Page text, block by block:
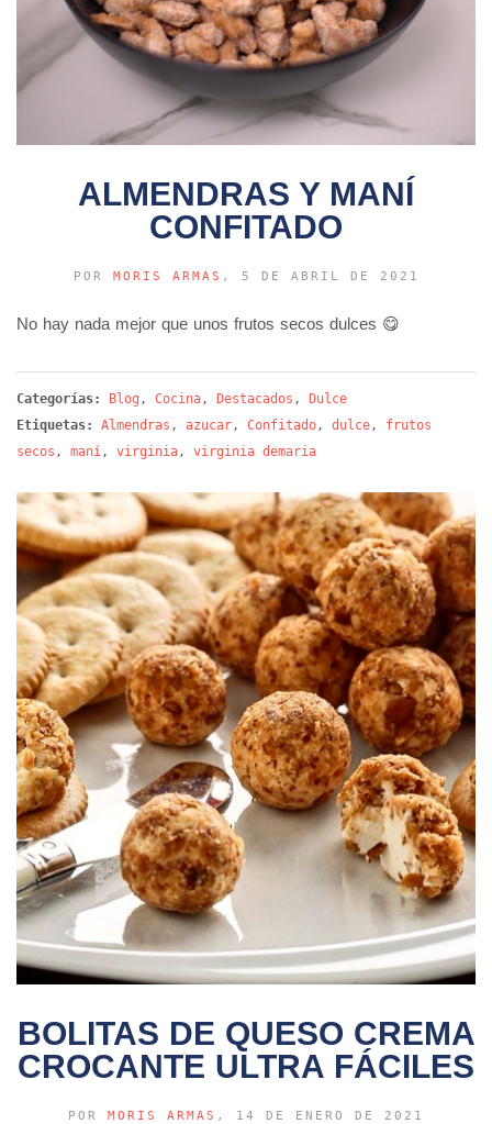
ALMENDRAS Y MANÍ
CONFITADO
POR MORIS ARMAS , 5 DE ABRIL DE 2021
No hay nada mejor que unos frutos secos dulces 😋
Categorías: Blog , Cocina , Destacados , Dulce
Etiquetas:
Almendras , azucar , Confitado , dulce , frutos
secos , maní , virginia , virginia demaria
BOLITAS DE QUESO CREMA
CROCANTE ULTRA FÁCILES
POR MORIS ARMAS , 14 DE ENERO DE 2021